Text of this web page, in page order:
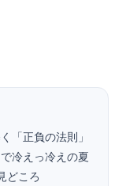
「正負の法則」
冷えっ冷えの夏
どころ